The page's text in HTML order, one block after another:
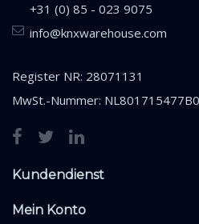
+31 (0) 85 - 023 9075
info@knxwarehouse.com
Register NR: 28071131
MwSt.-Nummer:
Kundendienst
Mein Konto